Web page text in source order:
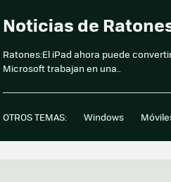
Noticias de
Ratones:El iPad ahora puede
Microsoft trabajan en una..
OTROS TEMAS: Windows